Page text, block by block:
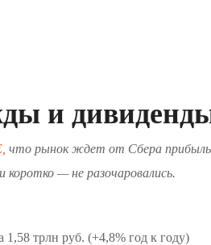
и
что рынок ждет от Сбера
коротко — не разочаровались.
1,58 трлн руб. (+4,8% год к году)